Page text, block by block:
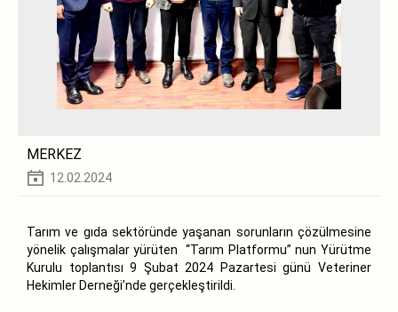
MERKEZ
12.02.2024
Tarım ve gıda sektöründe yaşanan sorunların çözülmesine
yönelik çalışmalar yürüten “Tarım Platformu” nun Yürütme
Kurulu toplantısı 9 Şubat 2024 Pazartesi günü Veteriner
Hekimler Derneği’nde gerçekleştirildi.